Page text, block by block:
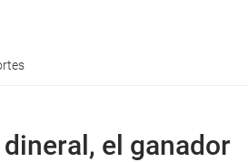
el ganador